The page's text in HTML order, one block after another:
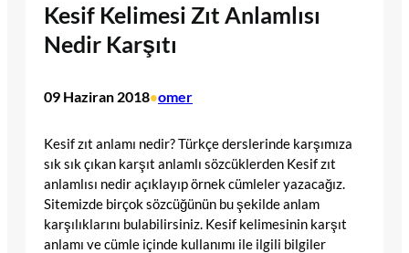
Kesif Kelimesi Zıt Anlamlısı
Nedir Karşıtı
09 Haziran 2018•omer
Kesif zıt anlamı nedir? Türkçe derslerinde karşımıza
sık sık çıkan karşıt anlamlı sözcüklerden Kesif zıt
anlamlısı nedir açıklayıp örnek cümleler yazacağız.
Sitemizde birçok sözcüğünün bu şekilde anlam
karşılıklarını bulabilirsiniz. Kesif kelimesinin karşıt
anlamı ve cümle içinde kullanımı ile ilgili bilgiler